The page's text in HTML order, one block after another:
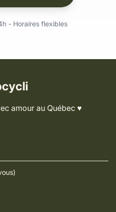
- Horaires flexibles
amour au Québec ♥️